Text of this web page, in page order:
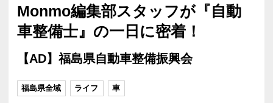
Monmo編集部スタッフが『自動
車整備士』の一日に密着！
【AD】福島県自動車整備振興会
福島県全域 ライフ 車